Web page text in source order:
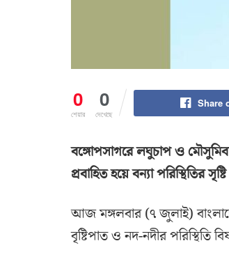
0
শেয়ার
0
দেখেছে
Share
বঙ্গোপসাগরে লঘুচাপ ও
প্রবাহিত হয়ে বন্যা পরিস্থিতির
আজ মঙ্গলবার (৭ জুলাই)
বৃষ্টিপাত ও নদ-নদীর পরিস্থিতি